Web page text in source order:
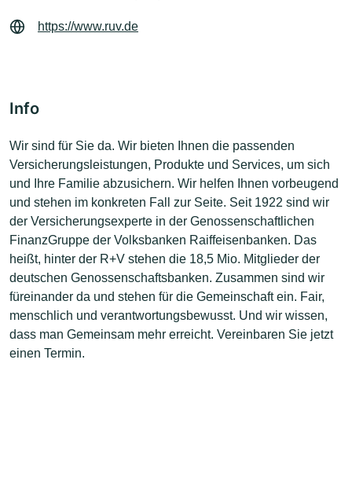
https://www.ruv.de
Info
Wir sind für Sie da. Wir bieten Ihnen die passenden
Versicherungsleistungen, Produkte und Services, um sich
und Ihre Familie abzusichern. Wir helfen Ihnen vorbeugend
und stehen im konkreten Fall zur Seite. Seit 1922 sind wir
der Versicherungsexperte in der Genossenschaftlichen
FinanzGruppe der Volksbanken Raiffeisenbanken. Das
heißt, hinter der R+V stehen die 18,5 Mio. Mitglieder der
deutschen Genossenschaftsbanken. Zusammen sind wir
füreinander da und stehen für die Gemeinschaft ein. Fair,
menschlich und verantwortungsbewusst. Und wir wissen,
dass man Gemeinsam mehr erreicht. Vereinbaren Sie jetzt
einen Termin.